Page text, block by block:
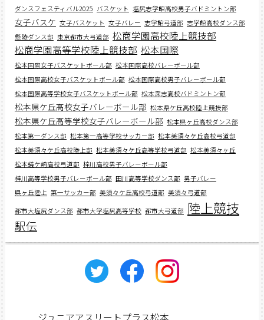
ダンスフェスティバル2025 バスケット 塩尻志学館高校男子バドミントン部
女子バスケ 女子バスケット 女子バレー 志学館弓道部 志学館高校ダンス部
懸陵ダンス部 東京都市大弓道部 松商学園高校陸上競技部
松商学園高等学校陸上競技部 松本国際
松本国際女子バスケットボール部 松本国際高校バレーボール部
松本国際高校女子バスケットボール部 松本国際高校男子バレーボール部
松本国際高等学校女子バスケットボール部 松本深志高校バドミントン部
松本県ケ丘高校女子バレーボール部 松本県ケ丘高校陸上競技部
松本県ケ丘高等学校女子バレーボール部 松本県ヶ丘高校ダンス部
松本第一ダンス部 松本第一高等学校サッカー部 松本美須々ケ丘高校弓道部
松本美須々ケ丘高校陸上部 松本美須々ケ丘高等学校弓道部 松本美須々ヶ丘
松本蟻ケ崎高校弓道部 梓川高校男子バレーボール部
梓川高等学校男子バレーボール部 田川高等学校ダンス部 男子バレー
県ヶ丘陸上 第一サッカー部 美須々ケ丘高校弓道部 美須々弓道部
都市大塩尻ダンス部 都市大学塩尻高等学校 都市大弓道部 陸上競技
駅伝
ジュニアアスリートプラス松本